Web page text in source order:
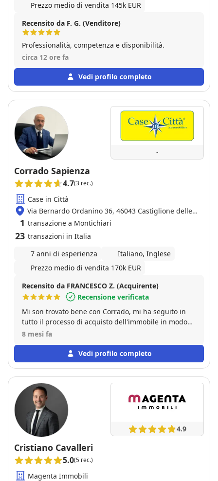
Prezzo medio di vendita 145k EUR
Recensito da F. G. (Venditore)
Professionalità, competenza e disponibilità.
circa 12 ore fa
Vedi profilo completo
-
Corrado Sapienza
4.7(3 rec.)
Case in Città
Via Bernardo Ordanino 36, 46043 Castiglione delle
Stiviere
1 transazione a Montichiari
23 transazioni in Italia
7 anni di esperienza
Italiano, Inglese
Prezzo medio di vendita 170k EUR
Recensito da FRANCESCO Z. (Acquirente)
Recensione verificata
Mi son trovato bene con Corrado, mi ha seguito in
tutto il processo di acquisto dell'immobile in modo
puntuale e preciso. Consiglio.
8 mesi fa
Vedi profilo completo
4.9
Cristiano Cavalleri
5.0(5 rec.)
Magenta Immobili